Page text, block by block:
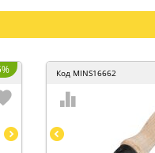
Код MINS16662